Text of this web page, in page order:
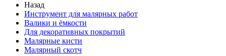
Назад
Инструмент для малярных работ
Валики и ёмкости
Для декоративных покрытий
Малярные кисти
Малярный скотч